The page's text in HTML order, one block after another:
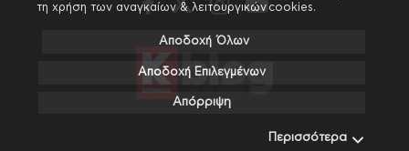
τη χρήση των αναγκαίων & λειτουργικών cookies.
Αποδοχή Όλων
Αποδοχή Επιλεγμένων
Απόρριψη
Περισσότερα